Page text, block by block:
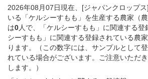
2026年08月07日現在、[ジャパンクロップ
いる「ケルシーすもも」を生産する農家（
は0人で、「ケルシーすもも」に関連する登
シーすもも」に関連する登録されている農
ります。（この数字には、サンプルとして
れている場合がございます。ご注意いただ
します。）